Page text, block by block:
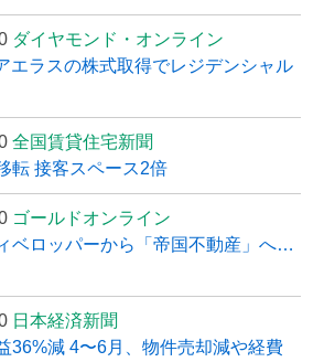
ダイヤモンド・オンライン
エラスの株式取得でレジデンシャル
全国賃貸住宅新聞
転 接客スペース2倍
ゴールドオンライン
ベロッパーから「帝国不動産」へ…
日本経済新聞
36%減 4〜6月、物件売却減や経費